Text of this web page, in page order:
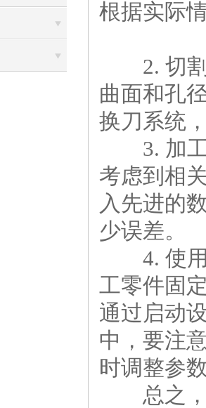
根据实际
2. 切割
曲面和孔
换刀系统
3. 加工
考虑到相
入先进的
少误差。
4. 使用
工零件固
通过启动
中，要注
时调整参
总之，